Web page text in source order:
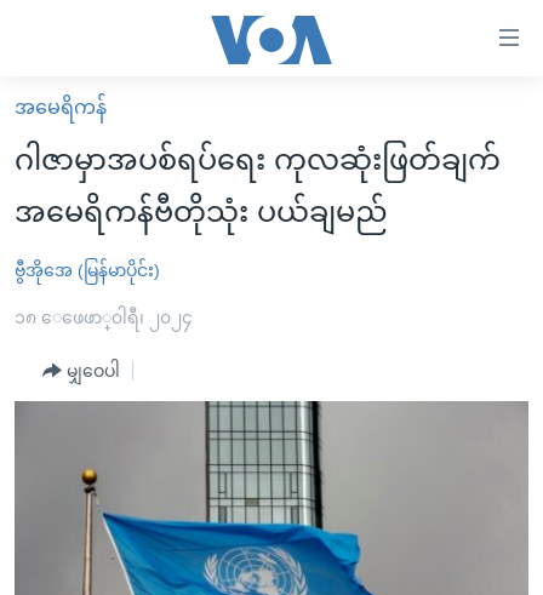
လွယ်ကူ
စေ
များ
ပင်မ
မူလစာမျက်နှာ
မြန်မာ
ကမ္ဘာ့သတင်းများ
နိုင်ငံတကာ
အစ္စရေး-ပါလက်စတိုင်း
ဗွီဒီယို
သတင်းလွတ်လပ်ခွင့်
အင်္ဂလိပ်စာလေ့လာမယ်
မကြေးမုံရဲ့ အင်္ဂလိပ်စာ
ရုပ်ရှင်ထဲက အင်္ဂလိပ်စာ
သုတပဒေသာ အင်္ဂလိပ်စာ
ရေဒီယို
ရေဒီယိုနှင့်ရုပ်သံ အချက်အလက်များ
ရေဒီယို/တီဗွီအစီအစဉ်
Learning English
အမေရိကန်
ဂါဇာမှာအပစ်ရပ်ရေး ကုလဆုံးဖြတ်ချက်
အမေရိကန်ဗီတိုသုံး ပယ်ချမည်
ဗွီအိုအေ (မြန်မာပိုင်း)
၁၈ ေဖေဖာ္၀ါရီ၊ ၂၀၂၄
မျှဝေပါ